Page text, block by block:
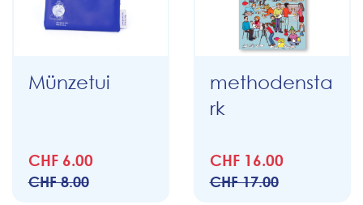
Münzetui
CHF 6.00
CHF 8.00
methodensta
rk
CHF 16.00
CHF 17.00